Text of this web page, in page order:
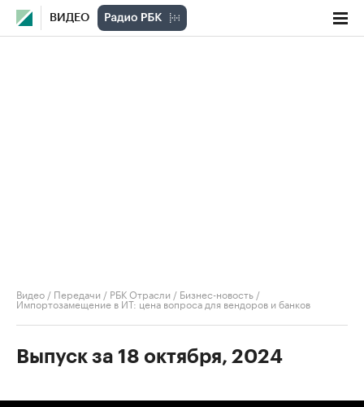
ВИДЕО
Видео / Передачи / РБК Отрасли / Бизнес-новость /
Импортозамещение в ИТ: цена вопроса для вендоров и банков
Выпуск за 18 октября, 2024